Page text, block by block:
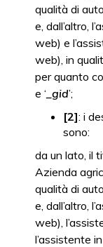
qualità di
e, dall’altro,
web) e
web), in
per quanto
e ‘ _gid’;
[2]: i
sono:
da un lato, il
Azienda
qualità di
e, dall’altro,
web),
l’assistente